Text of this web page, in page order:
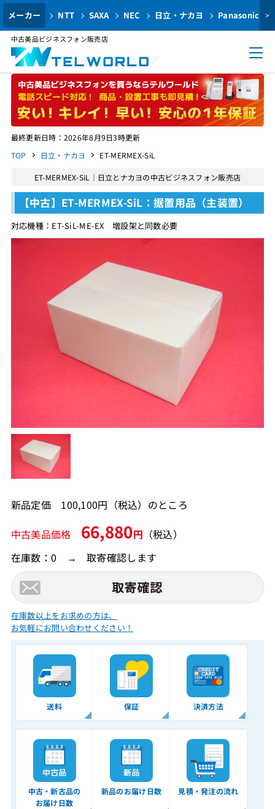
メーカー NTT SAXA NEC 日立・ナカヨ Panasonic >
中古美品ビジネスフォン販売店
最終更新日時：2026年8月9日3時更新
TOP
日立・ナカヨ ET-MERMEX-SiL
ET-MERMEX-SiL｜日立とナカヨの中古ビジネスフォン販売店
【中古】ET-MERMEX-SiL：据置用品（主装置）
対応機種：ET-SiL-ME-EX 増設架と同数必要
新品定価 100,100円（税込）のところ
中古美品価格 66,880円 （税込）
在庫数：0 → 取寄確認します
在庫数以上をお求めの方は、
お気軽にお問い合わせください！
送料 保証 決済方法
中古・新古品の
お届け日数
新品のお届け日数 見積・発注の流れ